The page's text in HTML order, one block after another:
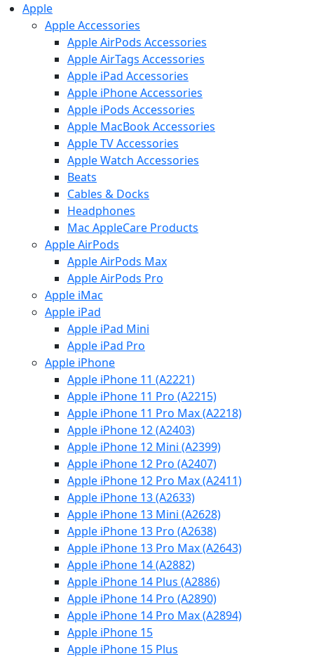
Apple
Apple Accessories
Apple AirPods Accessories
Apple AirTags Accessories
Apple iPad Accessories
Apple iPhone Accessories
Apple iPods Accessories
Apple MacBook Accessories
Apple TV Accessories
Apple Watch Accessories
Beats
Cables & Docks
Headphones
Mac AppleCare Products
Apple AirPods
Apple AirPods Max
Apple AirPods Pro
Apple iMac
Apple iPad
Apple iPad Mini
Apple iPad Pro
Apple iPhone
Apple iPhone 11 (A2221)
Apple iPhone 11 Pro (A2215)
Apple iPhone 11 Pro Max (A2218)
Apple iPhone 12 (A2403)
Apple iPhone 12 Mini (A2399)
Apple iPhone 12 Pro (A2407)
Apple iPhone 12 Pro Max (A2411)
Apple iPhone 13 (A2633)
Apple iPhone 13 Mini (A2628)
Apple iPhone 13 Pro (A2638)
Apple iPhone 13 Pro Max (A2643)
Apple iPhone 14 (A2882)
Apple iPhone 14 Plus (A2886)
Apple iPhone 14 Pro (A2890)
Apple iPhone 14 Pro Max (A2894)
Apple iPhone 15
Apple iPhone 15 Plus